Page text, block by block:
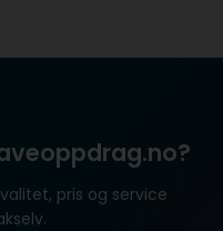
pris og service